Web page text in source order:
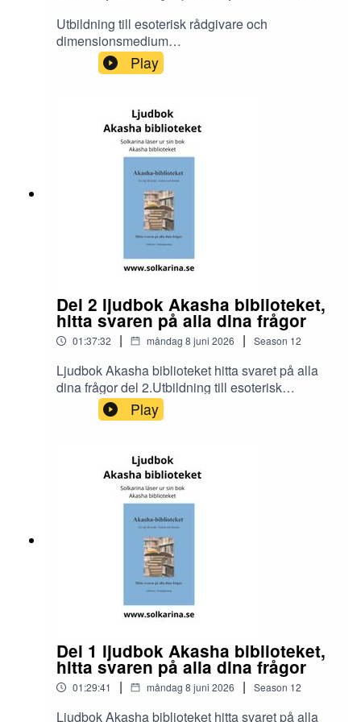
Utbildning till esoterisk rådgivare och
dimensionsmedium
https://solkarina.se/produkt/dimensionell-
kunskap/Shamansk ettårig utbildning
utbildning/Donationer skickar du till 123 007 90
61 Sinnligkunskap, TACK.Solkarina
Sinnligkunskap®
//.http://www.medireiki.sehttp://www.solkarina.seh
ttp://www.sannessens.se min digitala
kursgårdInstagram:
http://www.instagram.com/iamsolkarina.seFaceb
ook: https://www.facebook.com/profile.php?
id=61573215027349Youtube:
https://www.youtube.com/@solkarinaKalender:htt
ps://solkarina.se/kalender/
Play
Del 2 ljudbok Akasha biblioteket,
hitta svaren på alla dina frågor
01:37:32 | måndag 8 juni 2026 | Season 12
Ljudbok Akasha biblioteket hitta svaret på alla
dina frågor del 2.Utbildning till esoterisk
rådgivare och dimensionsmedium
https://solkarina.se/produkt/dimensionell-
Sinnligkunskap, TACKMin facebook grupp
https://www.facebook.com/groups/16251419920
40360.Solkarina Sinnligkunskap®
//.http://www.medireiki.sehttp://www.solkarina.seh
ttp://www.sannessens.se min digitala
kursgårdInstagram:
http://www.instagram.com/iamsolkarina.seFaceb
ook: https://www.facebook.com/profile.php?
id=61573215027349Youtube:
https://www.youtube.com/@solkarinaKalender:htt
ps://solkarina.se/kalender/
Play
Del 1 ljudbok Akasha biblioteket,
hitta svaren på alla dina frågor
01:29:41 | måndag 8 juni 2026 | Season 12
Ljudbok Akasha biblioteket hitta svaret på alla